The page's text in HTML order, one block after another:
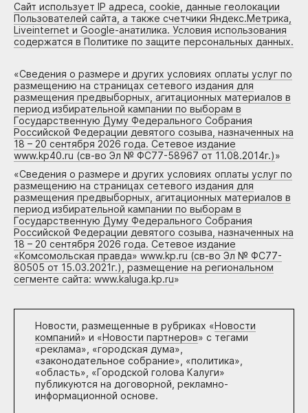
Сайт использует IP адреса, cookie, данные геолокации
Пользователей сайта, а также счетчики Яндекс.Метрика,
Liveinternet и Google-анатилика. Условия использования
содержатся в Политике по защите персональных данных.
«Сведения о размере и других условиях оплаты услуг по
размещению на страницах сетевого издания для
размещения предвыборных, агитационных материалов в
период избирательной кампании по выборам в
Государственную Думу Федерального Собрания
Российской Федерации девятого созыва, назначенных на
18 – 20 сентября 2026 года. Сетевое издание
www.kp40.ru (св-во Эл № ФС77-58967 от 11.08.2014г.)»
«Сведения о размере и других условиях оплаты услуг по
размещению на страницах сетевого издания для
размещения предвыборных, агитационных материалов в
период избирательной кампании по выборам в
Государственную Думу Федерального Собрания
Российской Федерации девятого созыва, назначенных на
18 – 20 сентября 2026 года. Сетевое издание
«Комсомольская правда» www.kp.ru (св-во Эл № ФС77-
80505 от 15.03.2021г.), размещение на региональном
сегменте сайта: www.kaluga.kp.ru»
Новости, размещенные в рубриках «Новости
компаний» и «Новости партнеров» с тегами
«реклама», «городская дума»,
«законодательное собрание», «политика»,
«область», «Городской голова Калуги»
публикуются на договорной, рекламно-
информационной основе.